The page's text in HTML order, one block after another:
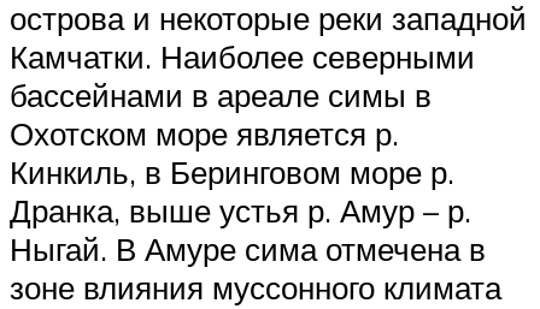
острова и некоторые реки западной
Камчатки. Наиболее северными
бассейнами в ареале симы в
Охотском море является р.
Кинкиль, в Беринговом море р.
Дранка, выше устья р. Амур – р.
Ныгай. В Амуре сима отмечена в
зоне влияния муссонного климата